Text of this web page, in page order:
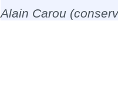
Alain Carou